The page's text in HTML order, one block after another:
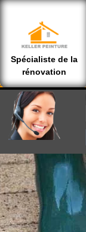
Spécialiste de la
rénovation